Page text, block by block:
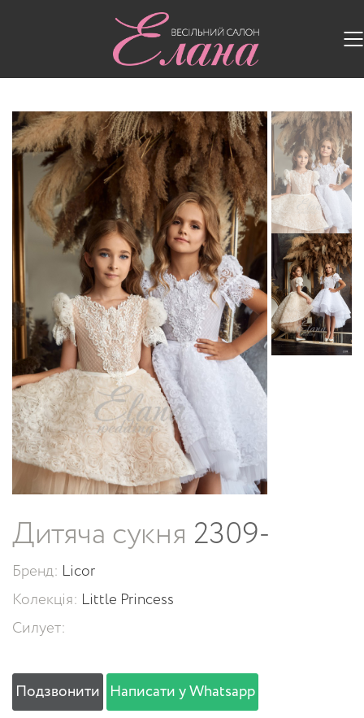
Дитячі сукні/Дитяча сукня 2309-
Дитяча сукня 2309-
Бренд: Licor
Колекція: Little Princess
Силует:
Подзвонити Написати у Whatsapp